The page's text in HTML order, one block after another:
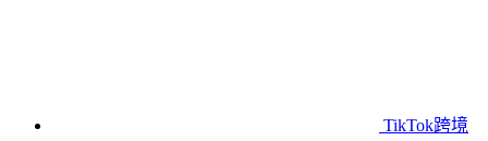
TikTok跨境